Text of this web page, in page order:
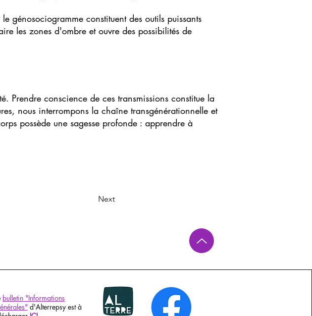
génosociogramme constituent des outils puissants
les zones d'ombre et ouvre des possibilités de
Prendre conscience de ces transmissions constitue la
nous interrompons la chaîne transgénérationnelle et
possède une sagesse profonde : apprendre à
Next
bulletin "Informations
d'Alterrepsy est à